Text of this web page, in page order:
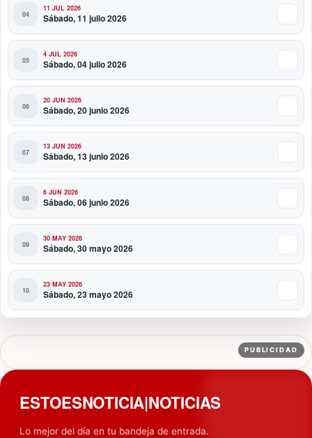
11 JUL 2026
Sábado, 11 julio 2026
4 JUL 2026
Sábado, 04 julio 2026
20 JUN 2026
Sábado, 20 junio 2026
13 JUN 2026
Sábado, 13 junio 2026
6 JUN 2026
Sábado, 06 junio 2026
30 MAY 2026
Sábado, 30 mayo 2026
23 MAY 2026
Sábado, 23 mayo 2026
PUBLICIDAD
ESTOESNOTICIA|NOTICIAS
Lo mejor del día en tu bandeja de entrada.